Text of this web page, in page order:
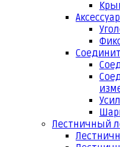
Лестничный